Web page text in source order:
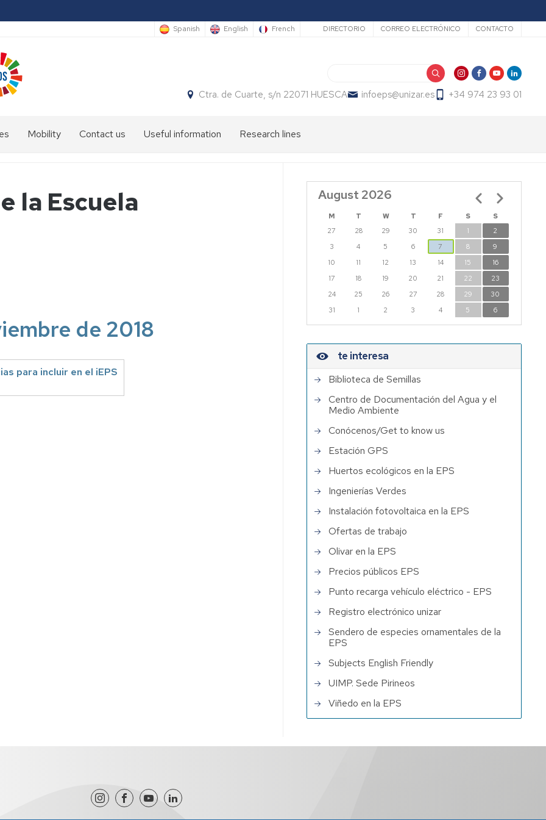
Spanish English French Secundario
DIRECTORIO CORREO ELECTRÓNICO CONTACTO
Ctra. de Cuarte, s/n 22071 HUESCA infoeps@unizar.es +34 974 23 93 01
Mobility
International
students
Contact us Useful information Research lines
la Escuela
de 2018
para incluir en el iEPS
August 2026
M T W T F S
S
27
28 29 30 31 1
2
3
4 5 6 7 8
9
10
11 12 13 14 15
16
17
18 19 20 21 22
23
24
25 26 27 28 29
30
31
1 2 3 4 5 6
Pagination
te interesa
Biblioteca de Semillas
Centro de Documentación del Agua y el
Medio Ambiente
Conócenos/Get to know us
Estación GPS
Huertos ecológicos en la EPS
Ingenierías Verdes
Instalación fotovoltaica en la EPS
Ofertas de trabajo
Olivar en la EPS
Precios públicos EPS
Punto recarga vehículo eléctrico - EPS
Registro electrónico unizar
Sendero de especies ornamentales de la
EPS
Subjects English Friendly
UIMP. Sede Pirineos
Viñedo en la EPS